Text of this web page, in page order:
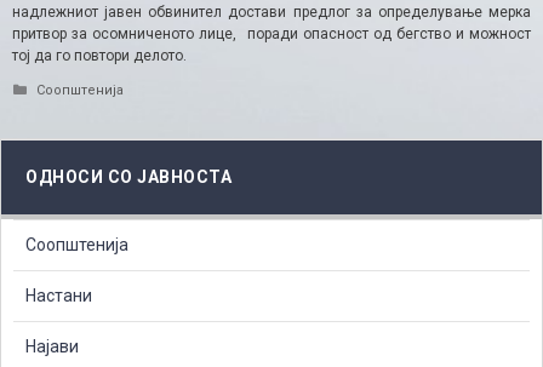
надлежниот јавен обвинител достави предлог за определување мерка
притвор за осомниченото лице, поради опасност од бегство и можност
тој да го повтори делото.
Categories
Соопштенија
ОДНОСИ СО ЈАВНОСТА
Соопштенија
Настани
Најави